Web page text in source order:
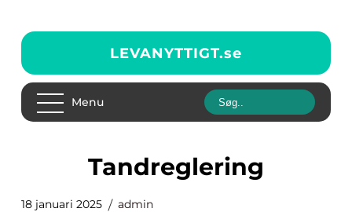
LEVANYTTIGT.se
Menu
Tandreglering
18 januari 2025 admin